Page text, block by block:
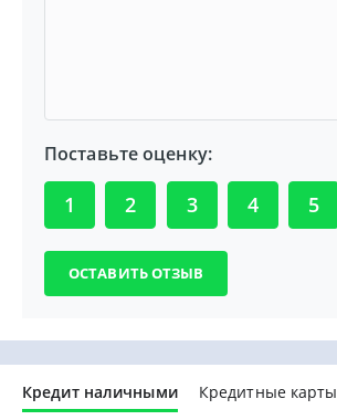
Поставьте оценку:
1 2 3 4 5
Кредит наличными Кредитные карты